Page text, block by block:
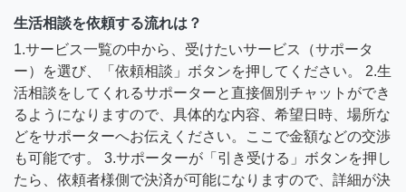
生活相談を依頼する流れは？
1.サービス一覧の中から、受けたいサービス（サポータ
ー）を選び、「依頼相談」ボタンを押してください。 2.生
活相談をしてくれるサポーターと直接個別チャットができ
るようになりますので、具体的な内容、希望日時、場所な
どをサポーターへお伝えください。ここで金額などの交渉
も可能です。 3.サポーターが「引き受ける」ボタンを押し
たら、依頼者様側で決済が可能になりますので、詳細が決